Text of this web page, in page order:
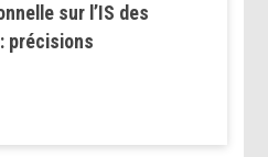
sur l’IS des
précisions